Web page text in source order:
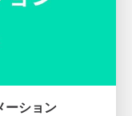
ーション